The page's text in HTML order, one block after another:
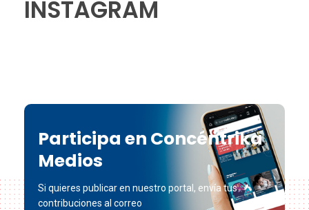
INSTAGRAM
Participa en Concéntrika
Medios
Si quieres publicar en nuestro portal, envía tus
contribuciones al correo